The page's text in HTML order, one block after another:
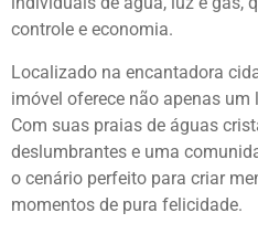
controle e economia.
Localizado na encantadora
imóvel oferece não apenas um
Com suas praias de águas
deslumbrantes e uma
o cenário perfeito para criar
momentos de pura felicidade.